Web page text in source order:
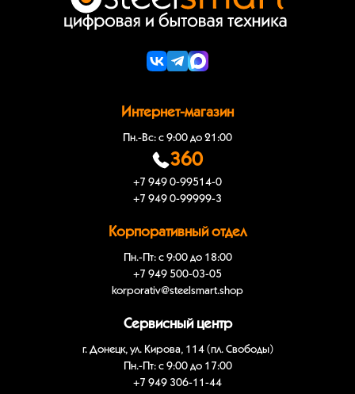
Интернет-магазин
Пн.-Вс: с 9:00 до 21:00
360
+7 949 0-99514-0
+7 949 0-99999-3
Корпоративный отдел
Пн.-Пт: с 9:00 до 18:00
+7 949 500-03-05
korporativ@steelsmart.shop
Сервисный центр
г. Донецк, ул. Кирова, 114 (пл. Свободы)
Пн.-Пт: с 9:00 до 17:00
+7 949 306-11-44